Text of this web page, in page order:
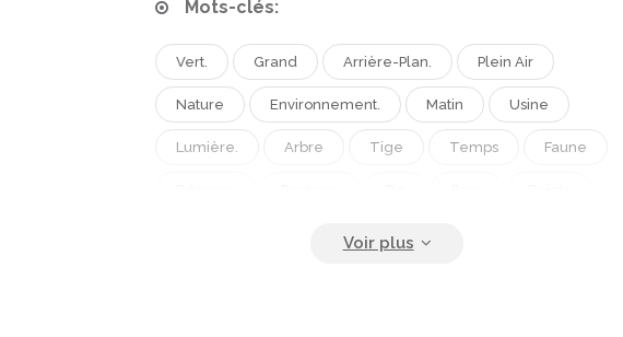
Mots-clés:
Vert. Grand Arrière-Plan. Plein Air
Nature Environnement. Matin Usine
Lumière. Arbre Tige Temps Faune
Bois